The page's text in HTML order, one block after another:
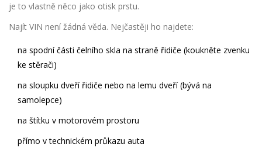
je to vlastně něco jako otisk prstu.
Najít VIN není žádná věda. Nejčastěji ho najdete:
na spodní části čelního skla na straně řidiče (koukněte zvenku
ke stěrači)
na sloupku dveří řidiče nebo na lemu dveří (bývá na
samolepce)
na štítku v motorovém prostoru
přímo v technickém průkazu auta